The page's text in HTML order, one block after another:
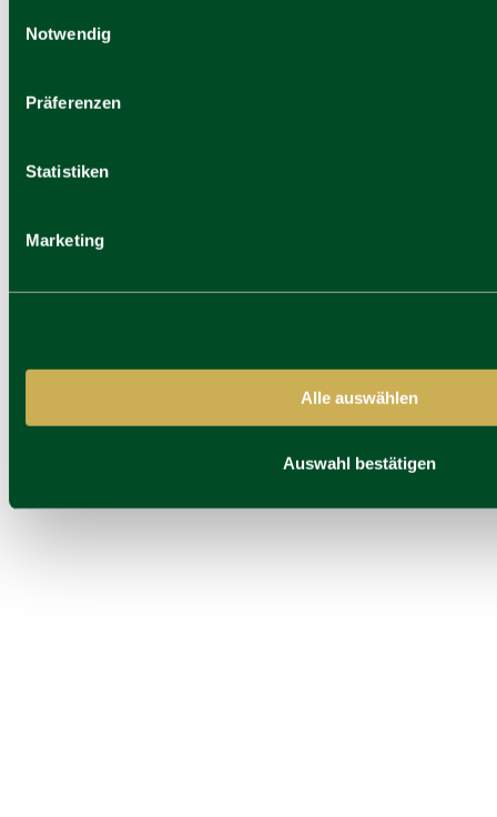
Notwendig
Präferenzen
Statistiken
Marketing
Alle auswählen
Auswahl bestätigen